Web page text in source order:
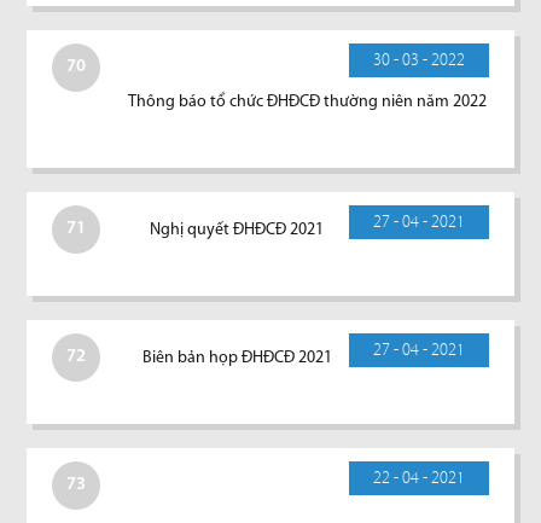
70 30 - 03 - 2022
Thông báo tổ chức ĐHĐCĐ thường niên năm 2022
71 27 - 04 - 2021
Nghị quyết ĐHĐCĐ 2021
72 27 - 04 - 2021
Biên bản họp ĐHĐCĐ 2021
73 22 - 04 - 2021